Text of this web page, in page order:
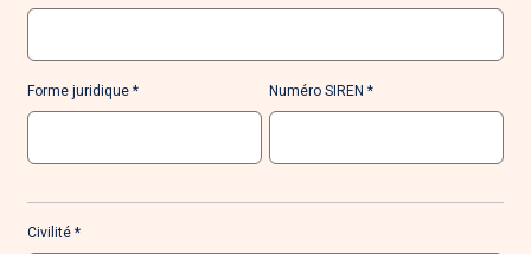
Forme juridique Numéro SIREN
Civilité